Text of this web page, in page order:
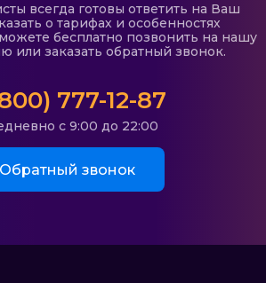
всегда готовы ответить на Ваш
о тарифах и особенностях
бесплатно позвонить на нашу
или заказать обратный звонок.
777-12-87
с 9:00 до 22:00
Обратный звонок